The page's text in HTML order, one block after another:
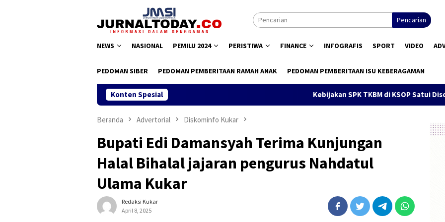
Pencarian
NEWS NASIONAL PEMILU 2024 PERISTIWA FINANCE INFOGRAFIS SPORT VIDEO
PEDOMAN SIBER PEDOMAN PEMBERITAAN RAMAH ANAK PEDOMAN PEMBERITAAN ISU KEBERAGAMAN
Konten Spesial Kebijakan SPK TKBM di KSOP Satui Disorot,
Beranda Advertorial Diskominfo Kukar
Bupati Edi Damansyah Terima Kunjungan
Halal Bihalal jajaran pengurus Nahdatul
Ulama Kukar
Redaksi Kukar
April 8, 2025